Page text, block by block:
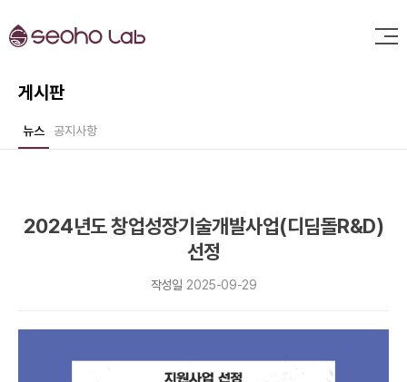
게시판
뉴스 공지사항
2024년도 창업성장기술개발사업(디딤돌R&D)
선정
작성일 2025-09-29